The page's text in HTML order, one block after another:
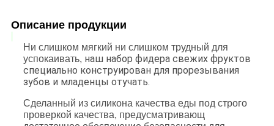
Описание продукции
Ни слишком мягкий ни слишком трудный для
успокаивать, наш набор фидера свежих фруктов
специально конструирован для прорезывания
зубов и младенцы отучать.
Сделанный из силикона качества еды под строго
проверкой качества, предусматривающ